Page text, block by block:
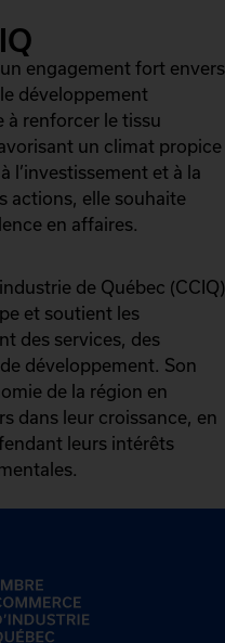
engagement fort envers
développement
à renforcer le tissu
un climat propice
l’investissement et à la
actions, elle souhaite
en affaires.
de Québec (CCIQ)
et soutient les
des services, des
développement. Son
de la région en
dans leur croissance, en
leurs intérêts